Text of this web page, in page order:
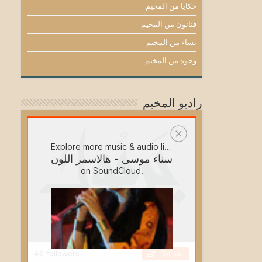
حكايا من المخيم
فنانون من المخيم
نساء من المخيم
وجوه من المخيم
راديو المخيم